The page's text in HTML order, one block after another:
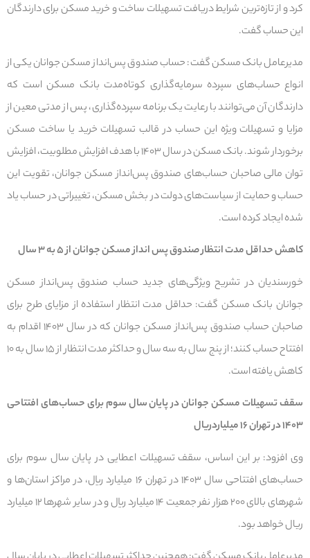
کرد و از تازه‌ترین شرایط دریافت تسهیلات ساخت و خرید مسکن برای دارندگان
این حساب گفت.
مدیرعامل بانک مسکن گفت: حساب صندوق پس‌انداز مسکن جوانان یکی از
انواع حساب‌های سپرده سرمایه‌گذاری کوتاه‌مدت بانک مسکن است که
دارندگان آن می‌توانند با رعایت یک برنامه سپرده‌گذاری، پس از مدتی معین از
مزایا و تسهیلات ویژه این حساب در قالب تسهیلات خرید یا ساخت مسکن
برخوردار شوند. بانک مسکن در سال ۱۴۰۳ با هدف افزایش مطلوبیت، افزایش
توان مالی صاحبان حساب‌های صندوق پس‌انداز مسکن جوانان، تقویت این
حساب و حمایت از سیاست‌های دولت در بخش مسکن، تغییراتی در حساب یاد
شده ایجاد کرده است.
کاهش حداقل مدت انتظار صندوق پس انداز مسکن جوانان از ۵ به ۳ سال
خورسندیان در تشریح ویژگی‌های جدید حساب صندوق پس‌انداز مسکن
جوانان بانک مسکن گفت: حداقل مدت انتظار استفاده از مزایای طرح برای
صاحبان حساب صندوق پس‌انداز مسکن جوانان که در سال ۱۴۰۳ اقدام به
افتتاح حساب کنند؛ از پنج سال به سه سال و حداکثر مدت انتظار از ۱۵ سال به ۱۰
کاهش یافته است.
سقف تسهیلات مسکن جوانان در پایان سال سوم برای حساب‌های افتتاحی
۱۴۰۳ در تهران ۱۶ میلیاردریال
وی افزود: بر این اساس، سقف تسهیلات اعطایی در پایان سال سوم برای
حساب‌های افتتاحی سال ۱۴۰۳ در تهران ۱۶ میلیارد ریال، در مراکز استان‌ها و
شهرهای بالای ۲۰۰ هزار نفر جمعیت ۱۴ میلیارد ریال و در سایر شهرها ۱۲ میلیارد
ریال خواهد بود.